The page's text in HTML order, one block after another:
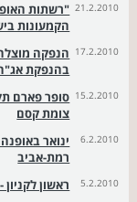
21.2.2010 "רשתות
הקמעונות
17.2.2010
בהנפקת
15.2.2010
צומת קסם
6.2.2010
ינואר
רמת-אביב
5.2.2010 ראשון